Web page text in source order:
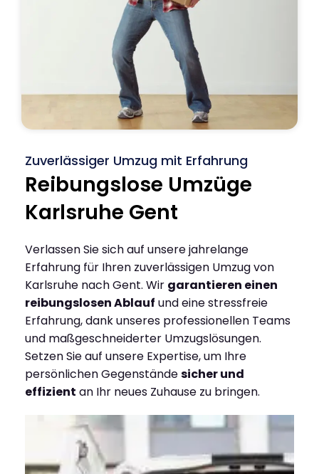
Zuverlässiger Umzug mit Erfahrung
Reibungslose Umzüge
Karlsruhe Gent
Verlassen Sie sich auf unsere jahrelange
Erfahrung für Ihren zuverlässigen Umzug von
Karlsruhe nach Gent. Wir garantieren einen
reibungslosen Ablauf und eine stressfreie
Erfahrung, dank unseres professionellen Teams
und maßgeschneiderter Umzugslösungen.
Setzen Sie auf unsere Expertise, um Ihre
persönlichen Gegenständesicher und
effizient an Ihr neues Zuhause zu bringen.